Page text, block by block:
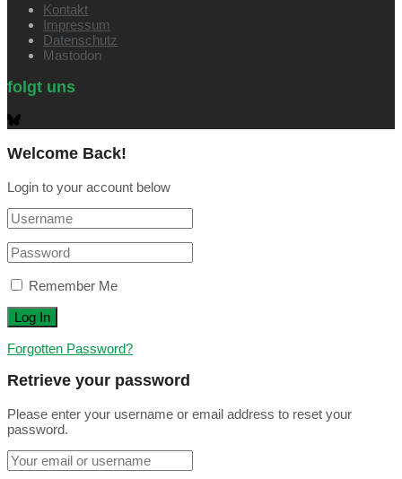
Kontakt
Impressum
Datenschutz
Mastodon
folgt uns
Welcome Back!
Login to your account below
Remember Me
Forgotten Password?
Retrieve your password
Please enter your username or email address to reset your
password.